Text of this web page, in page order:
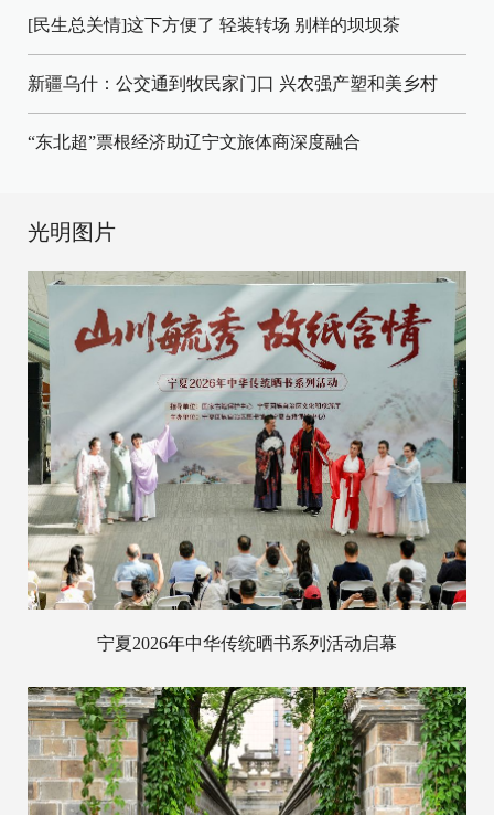
[民生总关情]这下方便了 轻装转场 别样的坝坝茶
新疆乌什：公交通到牧民家门口 兴农强产塑和美乡村
“东北超”票根经济助辽宁文旅体商深度融合
光明图片
宁夏2026年中华传统晒书系列活动启幕